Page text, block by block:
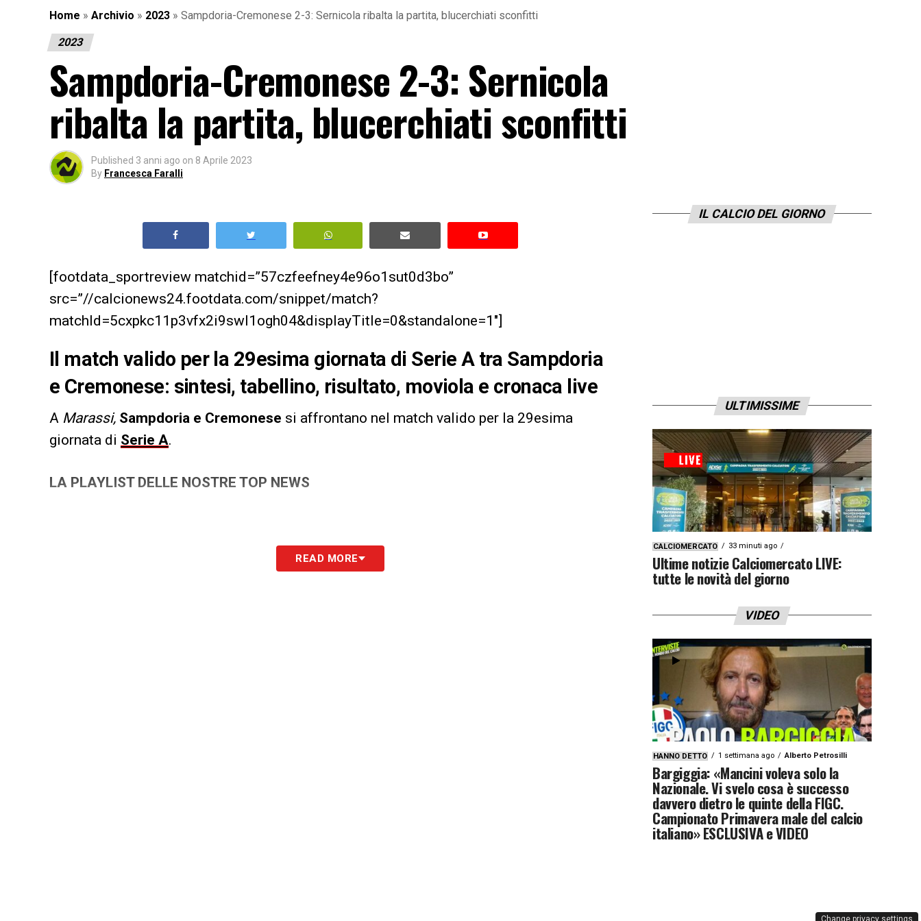
Home » Archivio » 2023 » Sampdoria-Cremonese 2-3: Sernicola ribalta la partita, blucerchiati sconfitti
2023
Sampdoria-Cremonese 2-3: Sernicola
ribalta la partita, blucerchiati sconfitti
Published 3 anni ago on 8 Aprile 2023
By Francesca Faralli
[footdata_sportreview matchid=”57czfeefney4e96o1sut0d3bo”
src=”//calcionews24.footdata.com/snippet/match?
matchId=5cxpkc11p3vfx2i9swl1ogh04&displayTitle=0&standalone=1″]
Il match valido per la 29esima giornata di Serie A tra Sampdoria
e Cremonese: sintesi, tabellino, risultato, moviola e cronaca live
A Marassi, Sampdoria e Cremonese si affrontano nel match valido per la 29esima
giornata di Serie A.
LA PLAYLIST DELLE NOSTRE TOP NEWS
READ MORE
IL CALCIO DEL GIORNO
ULTIMISSIME
CALCIOMERCATO 33 minuti ago
Ultime notizie Calciomercato LIVE:
tutte le novità del giorno
VIDEO
HANNO DETTO 1 settimana ago Alberto Petrosilli
Bargiggia: «Mancini voleva solo la
Nazionale. Vi svelo cosa è successo
davvero dietro le quinte della FIGC.
Campionato Primavera male del calcio
italiano» ESCLUSIVA e VIDEO
Change privacy settings